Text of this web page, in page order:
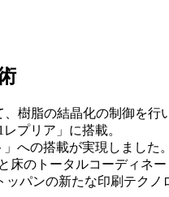
樹脂の結晶化の制御を行
プリア」に搭載。
への搭載が実現しました。
のトータルコーディネー
パンの新たな印刷テクノ